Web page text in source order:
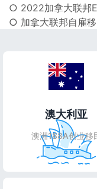
○ 2022加拿大联邦
澳大利亚
澳洲188A创业移